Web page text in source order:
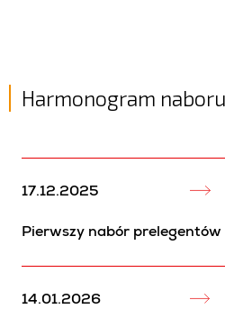
Harmonogram
17.12.2025
Pierwszy nabór prelegentów
14.01.2026